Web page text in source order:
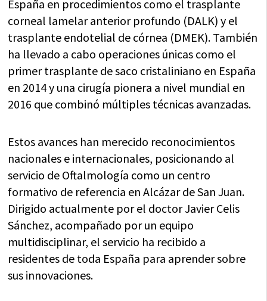
España en procedimientos como el trasplante
corneal lamelar anterior profundo (DALK) y el
trasplante endotelial de córnea (DMEK). También
ha llevado a cabo operaciones únicas como el
primer trasplante de saco cristaliniano en España
en 2014 y una cirugía pionera a nivel mundial en
2016 que combinó múltiples técnicas avanzadas.
Estos avances han merecido reconocimientos
nacionales e internacionales, posicionando al
servicio de Oftalmología como un centro
formativo de referencia en Alcázar de San Juan.
Dirigido actualmente por el doctor Javier Celis
Sánchez, acompañado por un equipo
multidisciplinar, el servicio ha recibido a
residentes de toda España para aprender sobre
sus innovaciones.